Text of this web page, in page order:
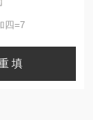
四=7